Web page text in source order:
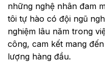
những nghệ nhân đam
tôi tự hào có đội ngũ
nghiệm lâu năm trong
công, cam kết mang
lượng hàng đầu.